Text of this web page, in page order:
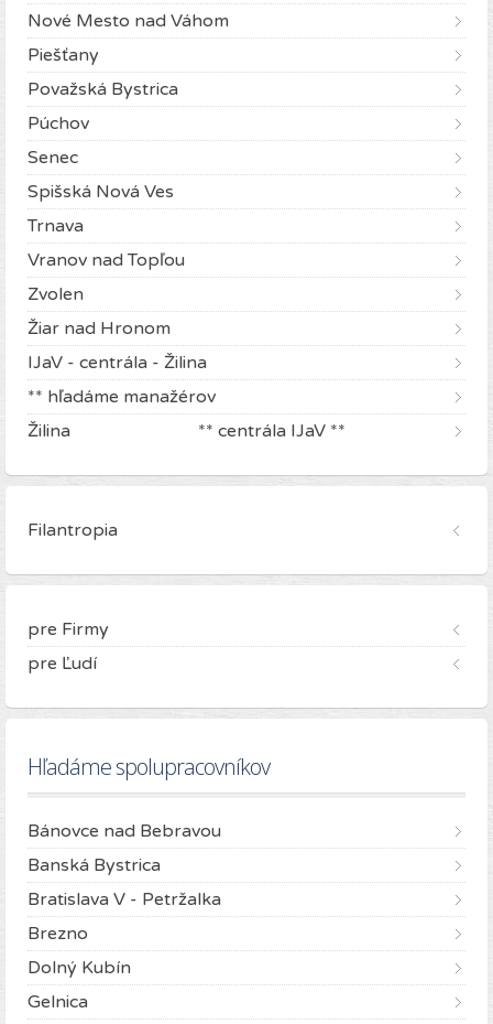
Nové Mesto nad Váhom
Piešťany
Považská Bystrica
Púchov
Senec
Spišská Nová Ves
Trnava
Vranov nad Topľou
Zvolen
Žiar nad Hronom
IJaV - centrála - Žilina
** hľadáme manažérov
Žilina ** centrála IJaV **
Filantropia
pre Firmy
pre Ľudí
Hľadáme spolupracovníkov
Bánovce nad Bebravou
Banská Bystrica
Bratislava V - Petržalka
Brezno
Dolný Kubín
Gelnica